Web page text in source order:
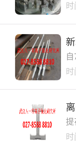
时
提
时